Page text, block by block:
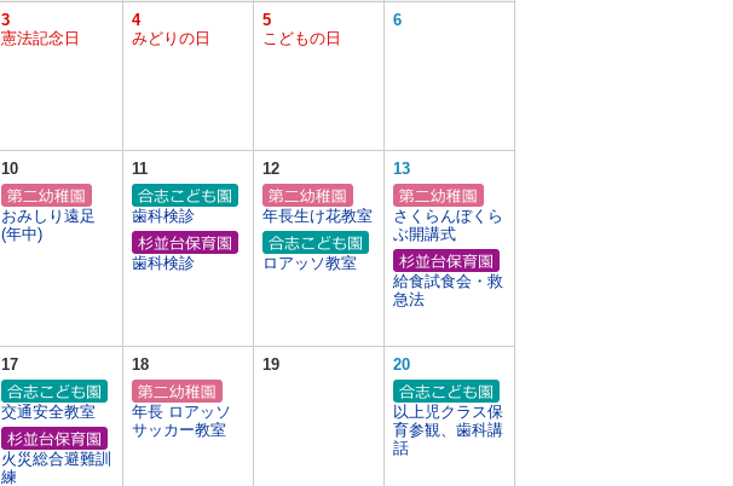
3
憲法記念日
4
みどりの日
5
こどもの日
6
10
おみしり遠足
(年中)
11
歯科検診
歯科検診
12
年長生け花教室
ロアッソ教室
13
さくらんぼくら
ぶ開講式
給食試食会・救
急法
17
交通安全教室
火災総合避難訓
練
18
年長 ロアッソ
サッカー教室
19 20
以上児クラス保
育参観、歯科講
話